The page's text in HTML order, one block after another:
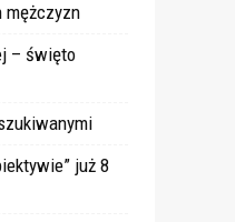
mężczyzn
– święto
już 8